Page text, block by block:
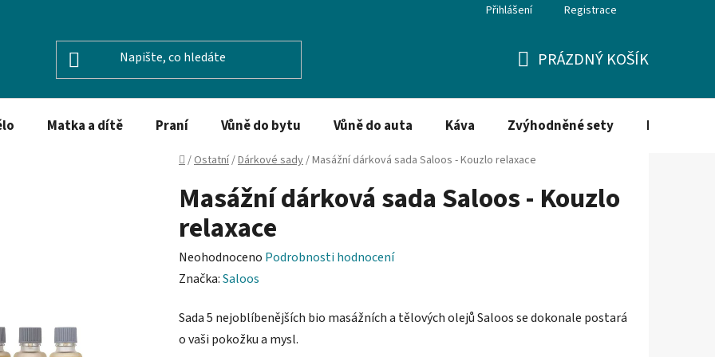
Přihlášení Registrace
KOŠÍK
PRÁZDNÝ KOŠÍK
Matka a dítě Praní Vůně do bytu Vůně do auta Káva Zvýhodněné sety Dezinfekce
Domů
/Ostatní/Dárkové sady/Masážní dárková sada Saloos - Kouzlo relaxace
Masážní dárková sada Saloos - Kouzlo
relaxace
Průměrné
hodnocení
je
0,0
Neohodnoceno Podrobnosti hodnocení
Značka:Saloos
Sada 5 nejoblíbenějších bio masážních a tělových olejů Saloos se dokonale postará
o vaši pokožku a mysl.